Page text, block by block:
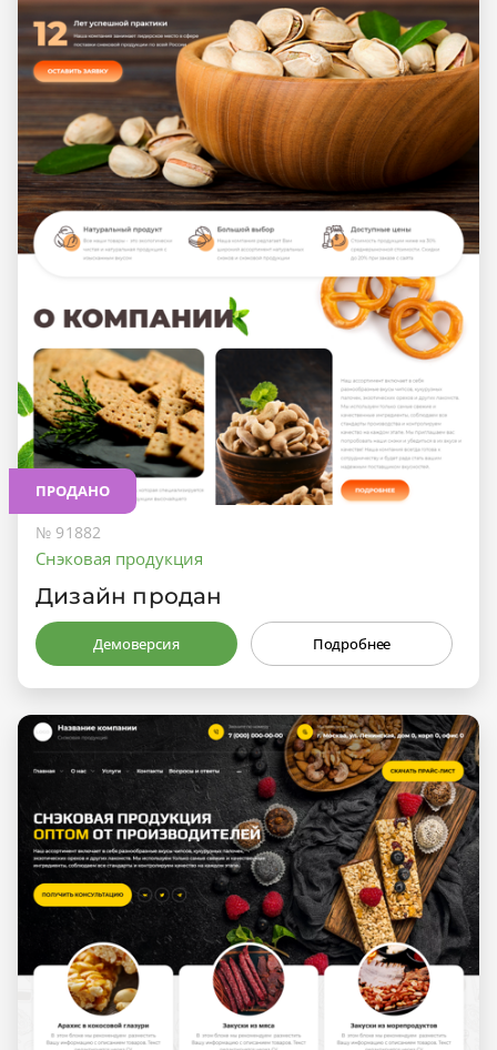
ПРОДАНО
№ 91882
Снэковая продукция
Дизайн продан
Демоверсия Подробнее